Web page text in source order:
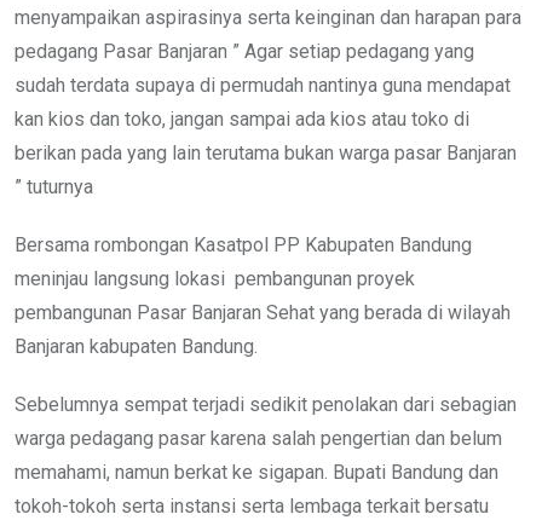
menyampaikan aspirasinya serta keinginan dan harapan para
pedagang Pasar Banjaran ” Agar setiap pedagang yang
sudah terdata supaya di permudah nantinya guna mendapat
kan kios dan toko, jangan sampai ada kios atau toko di
berikan pada yang lain terutama bukan warga pasar Banjaran
” tuturnya
Bersama rombongan Kasatpol PP Kabupaten Bandung
meninjau langsung lokasi pembangunan proyek
pembangunan Pasar Banjaran Sehat yang berada di wilayah
Banjaran kabupaten Bandung.
Sebelumnya sempat terjadi sedikit penolakan dari sebagian
warga pedagang pasar karena salah pengertian dan belum
memahami, namun berkat ke sigapan. Bupati Bandung dan
tokoh-tokoh serta instansi serta lembaga terkait bersatu